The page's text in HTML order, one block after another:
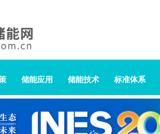
储能应用 储能技术 标准体系